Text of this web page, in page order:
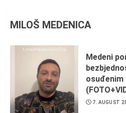
MILOŠ MEDENICA
Medeni
osuđenim
7. AUGUST